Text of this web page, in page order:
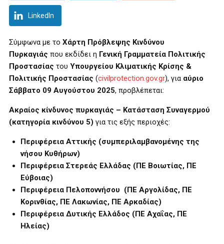
LinkedIn
Σύμφωνα με το Χάρτη Πρόβλεψης Κινδύνου
Πυρκαγιάς που εκδίδει η Γενική Γραμματεία Πολιτικής
Προστασίας του Υπουργείου Κλιματικής Κρίσης &
Πολιτικής Προστασίας (civilprotection.gov.gr), για αύριο
Σάββατο 09 Αυγούστου 2025, προβλέπεται:
Ακραίος κίνδυνος πυρκαγιάς – Κατάσταση Συναγερμού
(κατηγορία κινδύνου 5) για τις εξής περιοχές:
Περιφέρεια Αττικής (συμπεριλαμβανομένης της
νήσου Κυθήρων)
Περιφέρεια Στερεάς Ελλάδας (ΠΕ Βοιωτίας, ΠΕ
Εύβοιας)
Περιφέρεια Πελοποννήσου (ΠΕ Αργολίδας, ΠΕ
Κορινθίας, ΠΕ Λακωνίας, ΠΕ Αρκαδίας)
Περιφέρεια Δυτικής Ελλάδος (ΠΕ Αχαΐας, ΠΕ
Ηλείας)